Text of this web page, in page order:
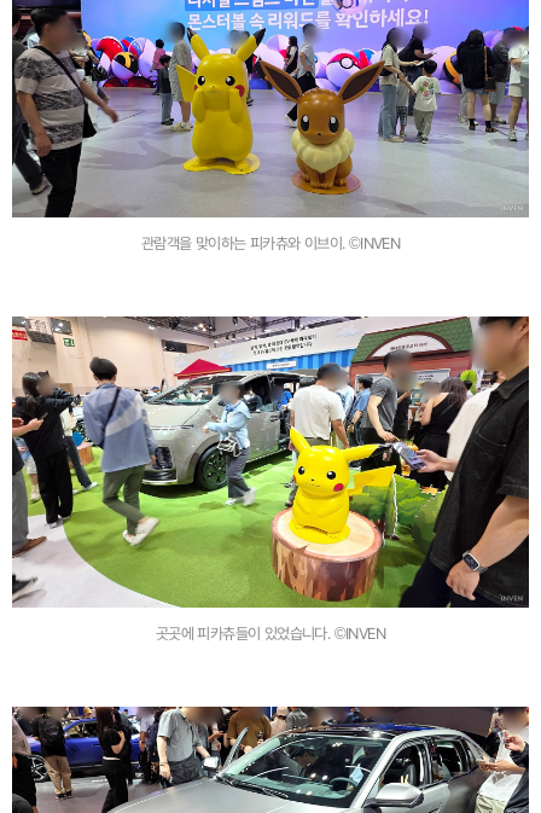
관람객을 맞이하는 피카츄와 이브이. ©INVEN
곳곳에 피카츄들이 있었습니다. ©INVEN